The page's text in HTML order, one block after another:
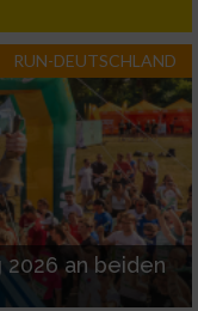
RUN-DEUTSCHLAND
2026 an beiden